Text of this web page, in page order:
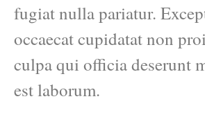
fugiat nulla pariatur.
occaecat cupidatat non
culpa qui officia deserunt
est laborum.